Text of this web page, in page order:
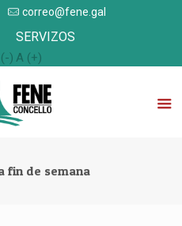
correo@fene.gal
SERVIZOS
) A (+)
fin de semana